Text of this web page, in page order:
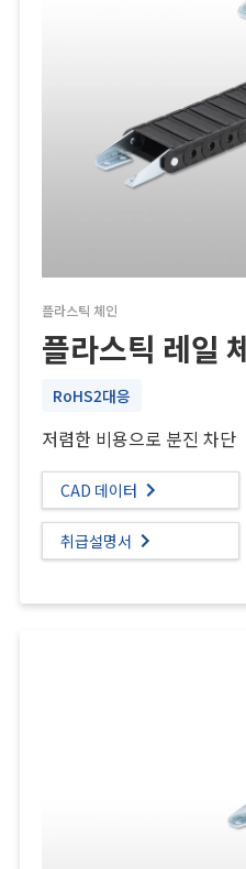
플라스틱 체인
플라스틱 레일
RoHS2대응
저렴한 비용으로 분진 차단
CAD 데이터
취급설명서